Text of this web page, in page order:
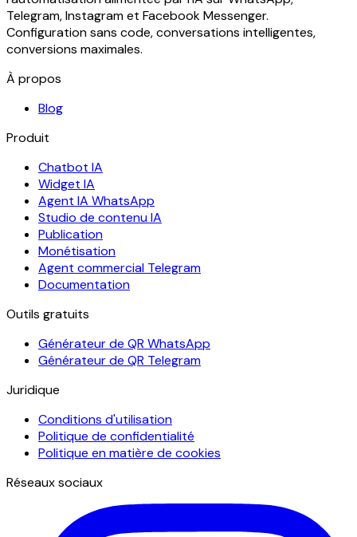
Telegram, Instagram et Facebook Messenger.
Configuration sans code, conversations intelligentes,
conversions maximales.
À propos
Blog
Produit
Chatbot IA
Widget IA
Agent IA WhatsApp
Studio de contenu IA
Publication
Monétisation
Agent commercial Telegram
Documentation
Outils gratuits
Générateur de QR WhatsApp
Générateur de QR Telegram
Juridique
Conditions d'utilisation
Politique de confidentialité
Politique en matière de cookies
Réseaux sociaux